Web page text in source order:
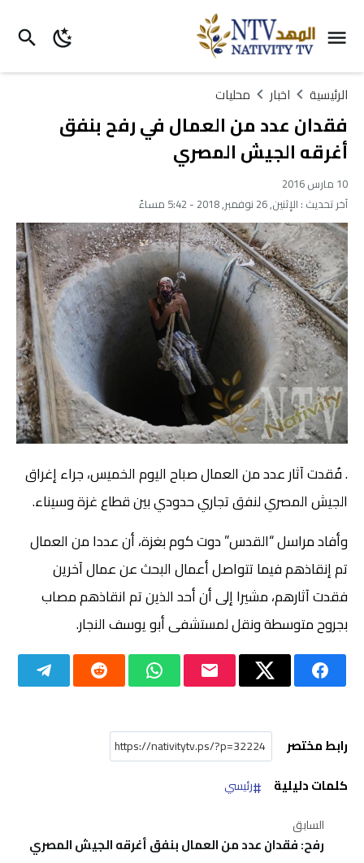
الرئيسية اخبار محليات
فقدان عدد من العمال في رفح بنفق
أغرقه الجيش المصري
10 مارس 2016
آخر تحديث : الإثنين, 26 نوفمبر, 2018 - 5:42 مساءً
. فُقدت آثار عدد من العمال صباح اليوم الخميس، جراء إغراق
الجيش المصري لنفق تجاري حدودي بين قطاع غزة وسيناء.
وأفاد مراسل “القدس” دوت كوم بغزة، أن عددا من العمال
تم إنقاذهم فيما تتواصل أعمال البحث عن عمال آخرين
فقدت آثارهم، مشيرا إلى أن أحد الذين تم انقاذهم مصاب
بجروح متوسطة ونقل لمستشفى أبو يوسف النجار.
رابط مختصر
كلمات دليلية
رئيسي
السابق
رفح: فقدان عدد من العمال بنفق أغرقه الجيش المصري